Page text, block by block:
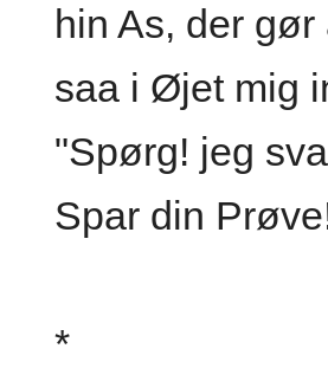
hin As, der gør
saa i Øjet mig
"Spørg! jeg
Spar din
*